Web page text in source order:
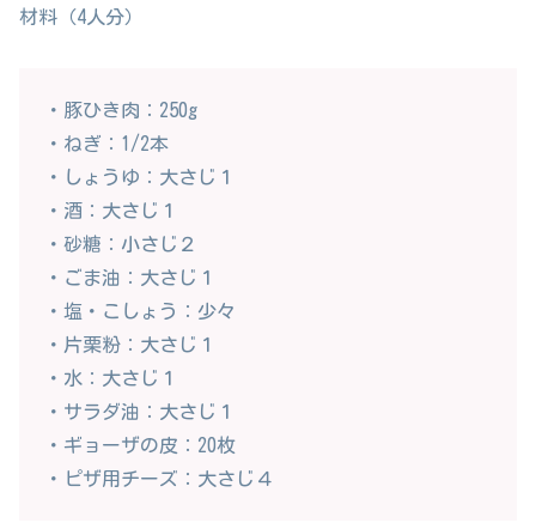
材料（4人分）
・豚ひき肉：250g
・ねぎ：1/2本
・しょうゆ：大さじ１
・酒：大さじ１
・砂糖：小さじ２
・ごま油：大さじ１
・塩・こしょう：少々
・片栗粉：大さじ１
・水：大さじ１
・サラダ油：大さじ１
・ギョーザの皮：20枚
・ピザ用チーズ：大さじ４